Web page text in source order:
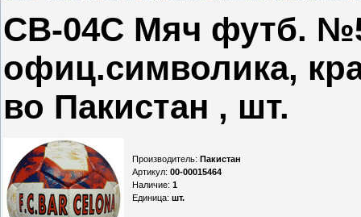
CB-04С Мяч футб.
офиц.символика,
во Пакистан , шт.
Производитель: Пакистан
Артикул: 00-00015464
Наличие: 1
Единица: шт.